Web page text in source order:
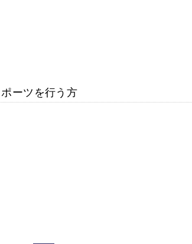
ーツを行う方